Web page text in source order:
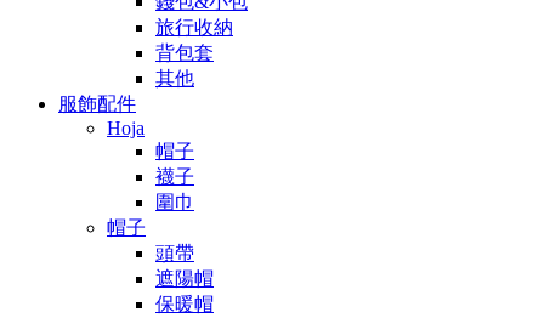
旅行收納
背包套
其他
服飾配件
Hoja
帽子
襪子
圍巾
帽子
頭帶
遮陽帽
保暖帽